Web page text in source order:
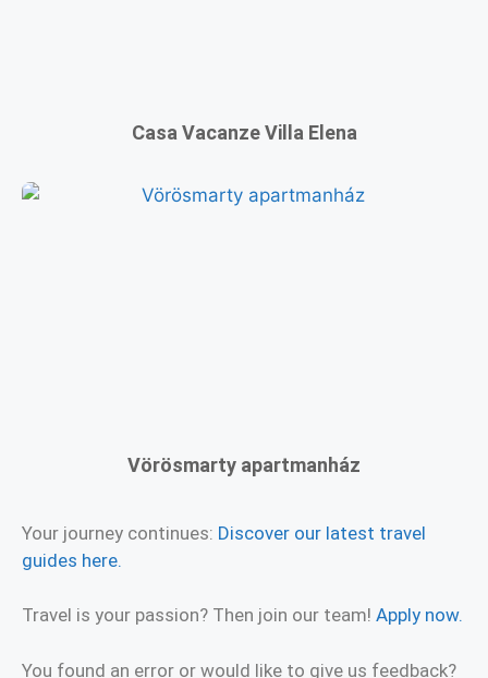
Casa Vacanze Villa Elena
Vörösmarty apartmanház
Your journey continues: Discover our latest travel
guides here.
Travel is your passion? Then join our team! Apply now.
You found an error or would like to give us feedback?